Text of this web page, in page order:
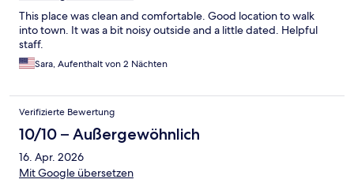
This place was clean and comfortable. Good location to walk
into town. It was a bit noisy outside and a little dated. Helpful
staff.
Sara, Aufenthalt von 2 Nächten
Verifizierte Bewertung
10/10 – Außergewöhnlich
16. Apr. 2026
Mit Google übersetzen